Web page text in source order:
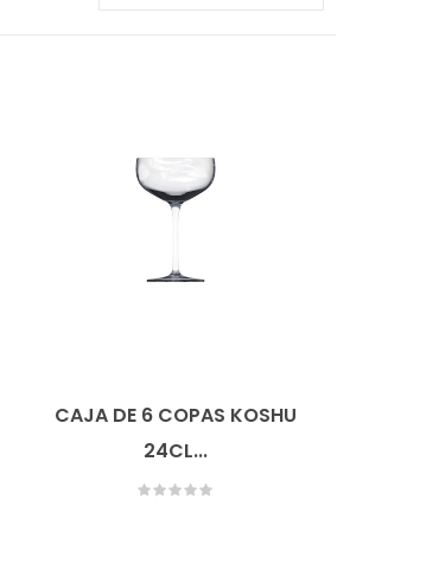
CAJA DE 6 COPAS KOSHU
24CL...